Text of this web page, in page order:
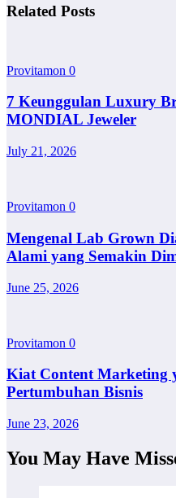
Related Posts
Provitamon 0
7 Keunggulan Luxury
MONDIAL Jeweler
July 21, 2026
Provitamon 0
Mengenal Lab Grown
Alami yang Semakin
June 25, 2026
Provitamon 0
Kiat Content Marketing
Pertumbuhan Bisnis
June 23, 2026
You May Have